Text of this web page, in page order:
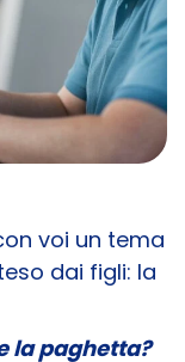
voi un tema
dai figli: la
la paghetta?